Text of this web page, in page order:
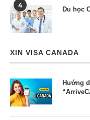
4
Du học
XIN VISA CANADA
Hướng